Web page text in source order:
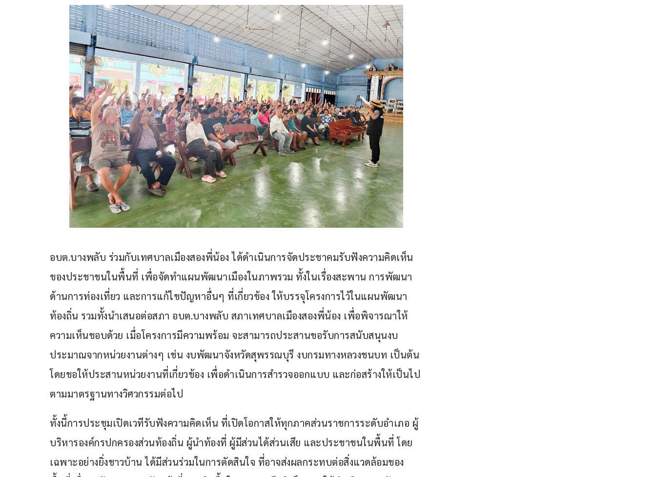
อบต.บางพลับ ร่วมกับเทศบาลเมืองสองพี่น้อง ได้ดำเนินการจัดประชาคมรับฟังความคิดเห็น
ของประชาชนในพื้นที่ เพื่อจัดทำแผนพัฒนาเมืองในภาพรวม ทั้งในเรื่องสะพาน การพัฒนา
ด้านการท่องเที่ยว และการแก้ไขปัญหาอื่นๆ ที่เกี่ยวข้อง ให้บรรจุโครงการไว้ในแผนพัฒนา
ท้องถิ่น รวมทั้งนำเสนอต่อสภา อบต.บางพลับ สภาเทศบาลเมืองสองพี่น้อง เพื่อพิจารณาให้
ความเห็นชอบด้วย เมื่อโครงการมีความพร้อม จะสามารถประสานขอรับการสนับสนุนงบ
ประมาณจากหน่วยงานต่างๆ เช่น งบพัฒนาจังหวัดสุพรรณบุรี งบกรมทางหลวงชนบท เป็นต้น
โดยขอให้ประสานหน่วยงานที่เกี่ยวข้อง เพื่อดำเนินการสำรวจออกแบบ และก่อสร้างให้เป็นไป
ตามมาตรฐานทางวิศวกรรมต่อไป
ทั้งนี้การประชุมเปิดเวทีรับฟังความคิดเห็น ที่เปิดโอกาสให้ทุกภาคส่วนราชการระดับอำเภอ ผู้
บริหารองค์กรปกครองส่วนท้องถิ่น ผู้นำท้องที่ ผู้มีส่วนได้ส่วนเสีย และประชาชนในพื้นที่ โดย
เฉพาะอย่างยิ่งชาวบ้าน ได้มีส่วนร่วมในการตัดสินใจ ที่อาจส่งผลกระทบต่อสิ่งแวดล้อมของ